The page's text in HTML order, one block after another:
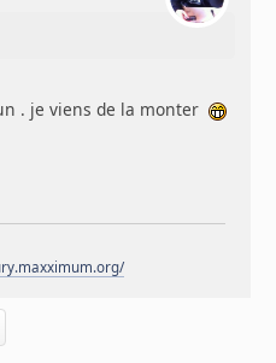
. je viens de la monter